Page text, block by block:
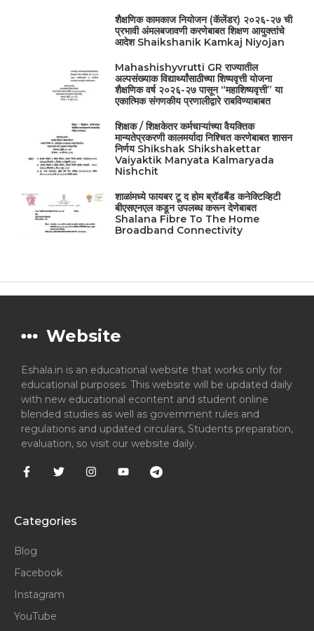
शैक्षणिक कामकाज नियोजन (कॅलेंडर) २०२६-२७ ची
प्रभावी अंमलबजावणी करणेबाबत शिक्षण आयुक्तांचे
आदेश Shaikshanik Kamkaj Niyojan
Mahashishyvrutti GR राज्यातील
अल्पसंख्याक विद्यार्थ्यांसाठीच्या शिष्यवृत्ती योजना
शैक्षणिक वर्ष २०२६-२७ पासून “महाशिष्यवृत्ती” या
एकात्मिक संगणकीय प्रणालीद्वारे राबविण्याबाबत
शिक्षक / शिक्षकेतर कर्मचाऱ्यांच्या वैयक्तिक
मान्यतेप्रकरणी कालमर्यादा निश्चित करणेबाबत शासन
निर्णय Shikshak Shikshakettar
Vaiyaktik Manyata Kalmaryada
Nishchit
शाळांमध्ये फायबर टू द होम ब्रॉडबैंड कनेक्टिव्हिटी
बीएसएनएल कडून उपलब्ध करून देणेबाबत
Shalana Fibre To The Home
Broadband Connectivity
Website
Eshala.in is an educational website that works only for
educational purposes. This website will be updated daily
with new educational econtent and student online
blended studies as well as government rules and
regulations and updated circulars, Students preparation,
evaluation, so visit our website daily.
Categories
Blog
Facebook
Instagram
YouTube